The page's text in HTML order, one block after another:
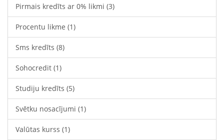
Pirmais kredīts ar 0% likmi (3)
Procentu likme (1)
Sms kredīts (8)
Sohocredit (1)
Studiju kredīts (5)
Svētku nosacījumi (1)
Valūtas kurss (1)